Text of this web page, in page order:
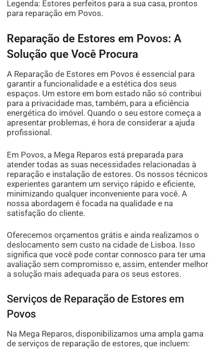
Legenda: Estores perfeitos para a sua casa, prontos
para reparação em Povos.
Reparação de Estores em Povos: A
Solução que Você Procura
A Reparação de Estores em Povos é essencial para
garantir a funcionalidade e a estética dos seus
espaços. Um estore em bom estado não só contribui
para a privacidade mas, também, para a eficiência
energética do imóvel. Quando o seu estore começa a
apresentar problemas, é hora de considerar a ajuda
profissional.
Em Povos, a Mega Reparos está preparada para
atender todas as suas necessidades relacionadas à
reparação e instalação de estores. Os nossos técnicos
experientes garantem um serviço rápido e eficiente,
minimizando qualquer inconveniente para você. A
nossa abordagem é focada na qualidade e na
satisfação do cliente.
Oferecemos orçamentos grátis e ainda realizamos o
deslocamento sem custo na cidade de Lisboa. Isso
significa que você pode contar connosco para ter uma
avaliação sem compromisso e, assim, entender melhor
a solução mais adequada para os seus estores.
Serviços de Reparação de Estores em
Povos
Na Mega Reparos, disponibilizamos uma ampla gama
de serviços de reparação de estores, que incluem: